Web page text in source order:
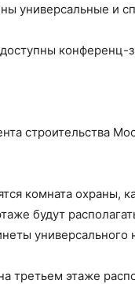
универсальные и
строительства
комната охраны,
будут
универсального
третьем этаже